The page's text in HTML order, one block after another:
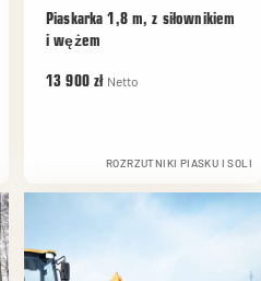
Piaskarka 1,8 m, z siłownikiem
i wężem
13 900 zł Netto
ROZRZUTNIKI PIASKU I SOLI